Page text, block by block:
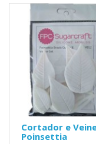
Cortador e
Poinsettia